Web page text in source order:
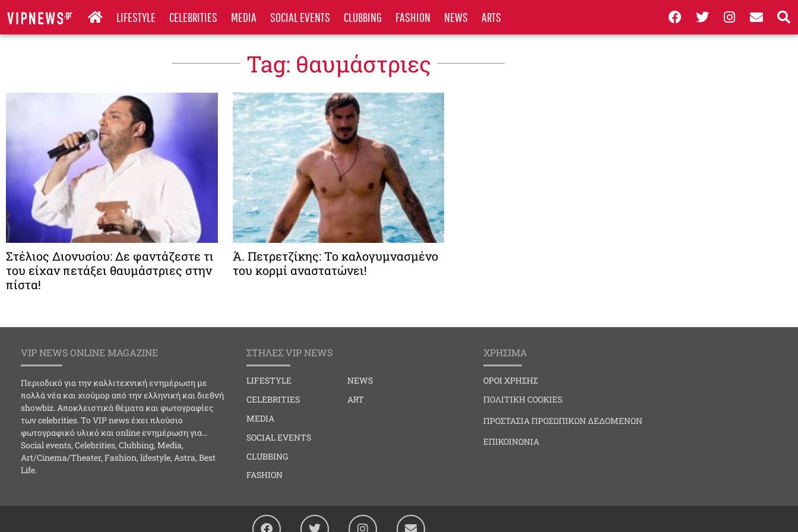
LIFESTYLE CELEBRITIES MEDIA SOCIAL EVENTS CLUBBING FASHION NEWS ARTS
Tag: θαυμάστριες
Στέλιος Διονυσίου: Δε φαντάζεστε τι
του είχαν πετάξει θαυμάστριες στην
πίστα!
Ά. Πετρετζίκης: Το καλογυμνασμένο
του κορμί αναστατώνει!
VIP NEWS ONLINE MAGAZINE
Περιοδικό για την καλλιτεχνική ενημέρωση με
πολλά νέα και χιούμορ από την ελληνική και διεθνή
showbiz. Αποκλειστικά θέματα και φωτογραφίες
των celebrities. Το VIP news έχει πλούσιο
φωτογραφικό υλικό και online ενημέρωση για…
Social events, Celebrities, Clubbing, Media,
Art/Cinema/Theater, Fashion, lifestyle, Astra, Best
Life.
ΣΤΗΛΕΣ VIP NEWS
LIFESTYLE
CELEBRITIES
MEDIA
SOCIAL EVENTS
CLUBBING
FASHION
NEWS
ART
ΧΡΗΣΙΜΑ
ΟΡΟΙ ΧΡΗΣΗΣ
ΠΟΛΙΤΙΚΗ COOKIES
ΠΡΟΣΤΑΣΙΑ ΠΡΟΣΩΠΙΚΩΝ ΔΕΔΟΜΕΝΩΝ
ΕΠΙΚΟΙΝΩΝΙΑ